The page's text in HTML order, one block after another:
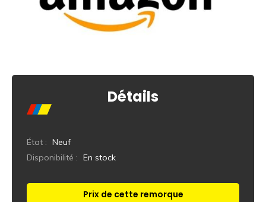
Détails
État : Neuf
Disponibilité : En stock
Prix de cette remorque